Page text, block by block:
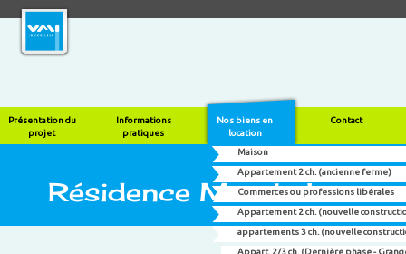
Présentation du
projet
Informations
pratiques
Nos biens en
location
Maison
Appartement 2 ch. (ancienne ferme)
Commerces ou professions libérales
Appartement 2 ch. (nouvelle
appartements 3 ch. (nouvelle
Appart. 2/3 ch. (Dernière phase -
Contact
Résidence Marchal